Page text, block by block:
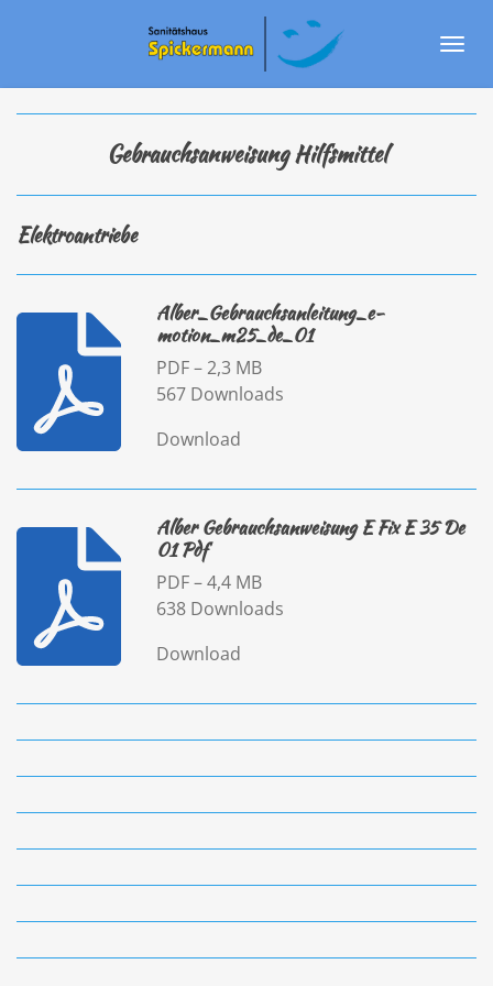
Gebrauchsanweisung Hilfsmittel
Elektroantriebe
Alber_Gebrauchsanleitung_e-
motion_m25_de_01
PDF – 2,3 MB
567 Downloads
Download
Alber Gebrauchsanweisung E Fix E 35 De
01 Pdf
PDF – 4,4 MB
638 Downloads
Download